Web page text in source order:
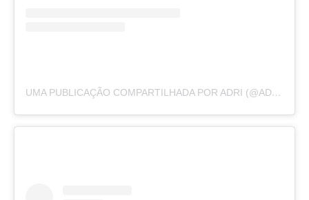
UMA PUBLICAÇÃO COMPARTILHADA POR ADRI (@ADRIRACHELLE)